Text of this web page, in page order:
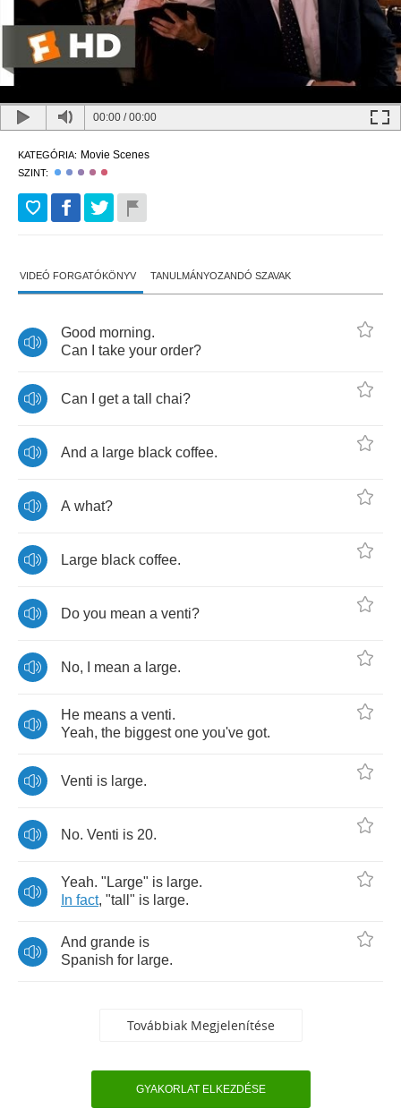
00:00 /00:00
KATEGÓRIA: Movie Scenes
SZINT:
VIDEÓ FORGATÓKÖNYV TANULMÁNYOZANDÓ SZAVAK
Good morning.
Can
take your order?
Can get a tall chai?
And a large black coffee.
A what?
Large black coffee.
Do you mean a venti?
No, mean a large.
He means a venti.
Yeah, the biggest one you've got.
Venti is large.
No. Venti is 20.
Yeah. " Large" is large.
In fact, "tall " is large.
And grande is
Spanish for large.
Továbbiak Megjelenítése
GYAKORLAT ELKEZDÉSE